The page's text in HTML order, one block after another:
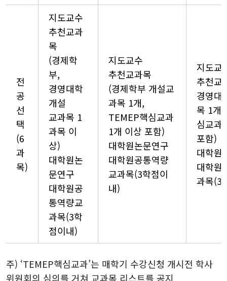
전
공
선
택
(6
과
목)
지도교수
추천교과
목
(경제학
부,
경영대학
개설
교과목 1
과목 이
상)
대학원논
문연구
대학원공
통역량교
과목(3학
점이내)
지도교수
추천교과목
(경제학부 개설교
과목 1개,
TEMEP핵심교과
1개 이상 포함)
대학원논문연구
대학원공통역량
교과목(3학점이
내)
지도교
추천교
경영대
목 1개
심교과
포함)
대학원
대학원
과목(3
주) ‘TEMEP핵심교과’는 매학기 수강신청 개시전 학사
위원회의 심의를 거쳐 교과목 리스트를 공지